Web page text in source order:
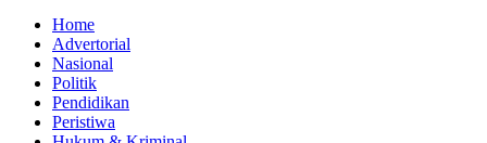
Home
Advertorial
Nasional
Politik
Pendidikan
Peristiwa